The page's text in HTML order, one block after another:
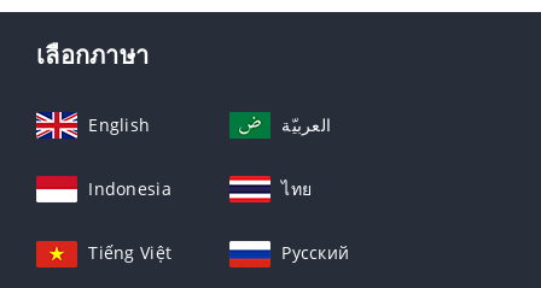
เลือกภาษา
English العربيّة
Indonesia ไทย
Tiếng Việt Русский